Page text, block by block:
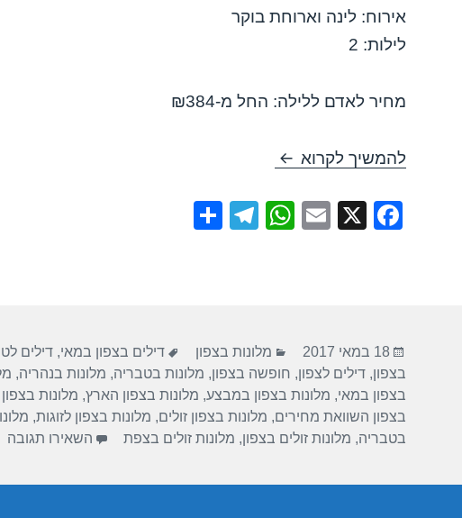
אירוח: לינה וארוחת בוקר
לילות: 2
מחיר לאדם ללילה: החל מ-₪384
להמשיך לקרוא חופשה במלון מטיילים אילון – נהריה 09/06/2017
F
o
o
k
X
E
W
p
p
T
m
פורסם
בתאריך
18 במאי 2017 קטגוריות
מלונות בצפון תגיות
דילים בצפון במאי,דילים
בצפון,דילים לצפון, חופשה בצפון, מלונות בטבריה, מלונות בנהריה,
בצפון במאי, מלונות בצפון במבצע, מלונות בצפון הארץ, מלונות
בצפון השוואת מחירים, מלונות בצפון זולים, מלונות בצפון לזוגות,
בטבריה, מלונות זולים בצפון, מלונות זולים בצפת השאירו תגובה